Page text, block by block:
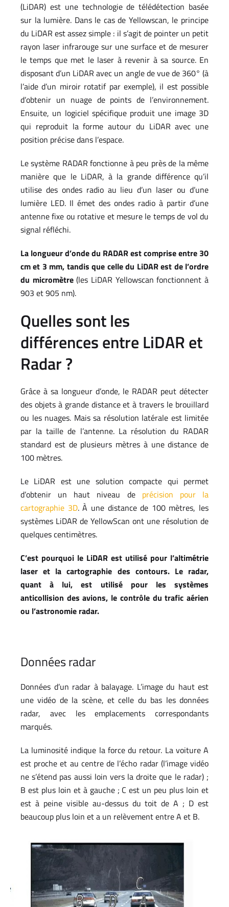
(LiDAR) est une technologie de télédétection basée
sur la lumière. Dans le cas de Yellowscan, le principe
du LiDAR est assez simple : il s’agit de pointer un petit
rayon laser infrarouge sur une surface et de mesurer
le temps que met le laser à revenir à sa source. En
disposant d’un LiDAR avec un angle de vue de 360° (à
l’aide d’un miroir rotatif par exemple), il est possible
d’obtenir un nuage de points de l’environnement.
Ensuite, un logiciel spécifique produit une image 3D
qui reproduit la forme autour du LiDAR avec une
position précise dans l’espace.
Le système RADAR fonctionne à peu près de la même
manière que le LiDAR, à la grande différence qu’il
utilise des ondes radio au lieu d’un laser ou d’une
lumière LED. Il émet des ondes radio à partir d’une
antenne fixe ou rotative et mesure le temps de vol du
signal réfléchi.
La longueur d’onde du RADAR est comprise entre 30
cm et 3 mm, tandis que celle du LiDAR est de l’ordre
du micromètre(les LiDAR Yellowscan fonctionnent à
903 et 905 nm).
Quelles sont les
différences entre LiDAR et
Radar ?
Grâce à sa longueur d’onde, le RADAR peut détecter
des objets à grande distance et à travers le brouillard
ou les nuages. Mais sa résolution latérale est limitée
par la taille de l’antenne. La résolution du RADAR
standard est de plusieurs mètres à une distance de
100 mètres.
Le LiDAR est une solution compacte qui permet
d’obtenir un haut niveau de précision pour la
cartographie 3D. À une distance de 100 mètres, les
systèmes LiDAR de YellowScan ont une résolution de
quelques centimètres.
C’est pourquoi le LiDAR est utilisé pour l’altimétrie
laser et la cartographie des contours. Le radar,
quant à lui, est utilisé pour les systèmes
anticollision des avions, le contrôle du trafic aérien
ou l’astronomie radar.
Données radar
Données d’un radar à balayage. L’image du haut est
une vidéo de la scène, et celle du bas les données
radar, avec les emplacements correspondants
marqués.
La luminosité indique la force du retour. La voiture A
est proche et au centre de l’écho radar (l’image vidéo
ne s’étend pas aussi loin vers la droite que le radar) ;
B est plus loin et à gauche ; C est un peu plus loin et
est à peine visible au-dessus du toit de A ; D est
beaucoup plus loin et a un relèvement entre A et B.